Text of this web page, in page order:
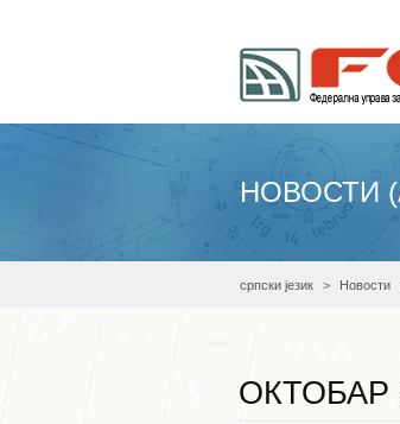
НОВОСТИ
српски језик Новости
ОКТОБАР